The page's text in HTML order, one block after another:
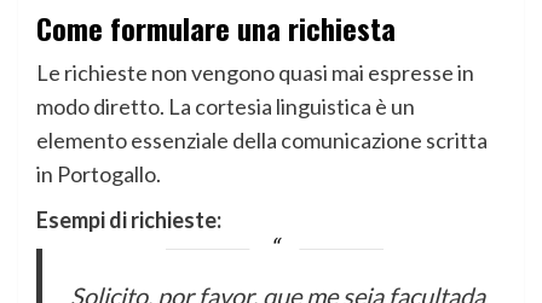
Come formulare una richiesta
Le richieste non vengono quasi mai espresse in
modo diretto. La cortesia linguistica è un
elemento essenziale della comunicazione scritta
in Portogallo.
Esempi di richieste:
Solicito, por favor, que me seja facultada